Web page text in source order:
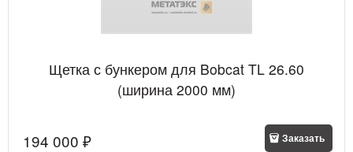
Щетка с бункером для Bobcat TL 26.60
(ширина 2000 мм)
194 000 ₽ Заказать